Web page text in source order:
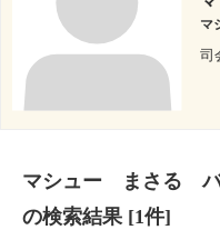
マ
司
マシュー まさる
の検索結果[1件]